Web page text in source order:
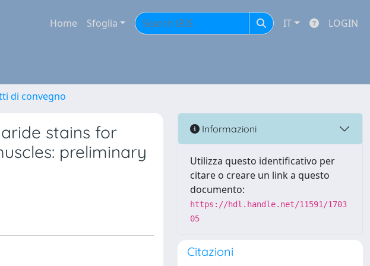
Home Sfoglia IT LOGIN
di convegno
stains for
preliminary
Informazioni
Utilizza questo identificativo per
citare o creare un link a questo
documento:
https://hdl.handle.net/11591/1703
05
Citazioni